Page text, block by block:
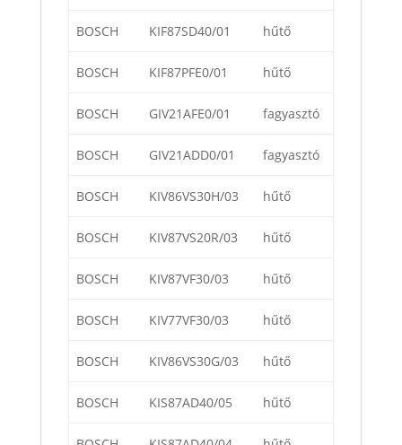
BOSCH KIF87SD40/01 hűtő
BOSCH KIF87PFE0/01 hűtő
BOSCH GIV21AFE0/01 fagyasztó
BOSCH GIV21ADD0/01 fagyasztó
BOSCH KIV86VS30H/03 hűtő
BOSCH KIV87VS20R/03 hűtő
BOSCH KIV87VF30/03 hűtő
BOSCH KIV77VF30/03 hűtő
BOSCH KIV86VS30G/03 hűtő
BOSCH KIS87AD40/05 hűtő